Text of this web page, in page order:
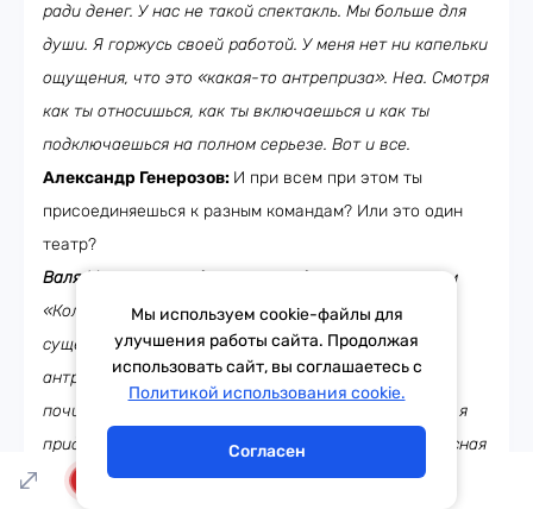
ради денег. У нас не такой спектакль. Мы больше для
души. Я горжусь своей работой. У меня нет ни капельки
ощущения, что это «какая-то антреприза». Неа. Смотря
как ты относишься, как ты включаешься и как ты
подключаешься на полном серьезе. Вот и все.
Александр Генерозов: И при всем при этом ты
присоединяешься к разным командам? Или это один
театр?
Валя Мазунина:
Я одно время ездила со спектаклем
«Колесо Фортуны». Потом он прекратил свое
существование. Какое-то время я не играла в
антрепризе. И вот Слава Гугиев меня позвал. Я
почитала. Мне понравилась роль. Я подумала: «Вот я
приду, посмотрю». И у нас сложилась такая прекрасная
команда. Супер просто! Я с удовольствием езжу и
Тема дня Гороскоп
Мы используем cookie-файлы для
улучшения работы сайта. Продолжая
использовать сайт, вы соглашаетесь с
Политикой использования cookie.
Согласен